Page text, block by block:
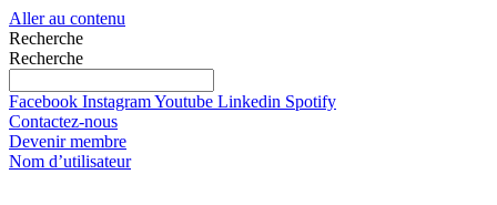
Aller au contenu
Recherche
Recherche
Facebook InstagramYoutube Linkedin Spotify
Contactez-nous
Devenir membre
Nom d’utilisateur